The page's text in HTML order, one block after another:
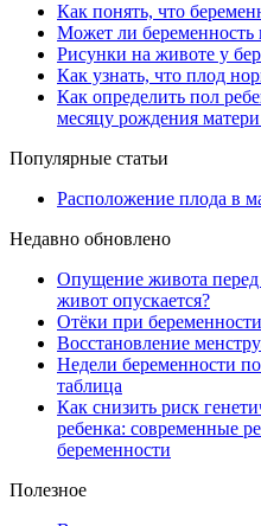
Как понять, что
Может ли беременность
Рисунки на животе у
Как узнать, что плод
Как определить пол
месяцу рождения
Популярные статьи
Расположение плода в
Недавно обновлено
Опущение живота перед
живот опускается?
Отёки при
Восстановление
Недели беременности
таблица
Как снизить риск
ребенка: современные
беременности
Полезное